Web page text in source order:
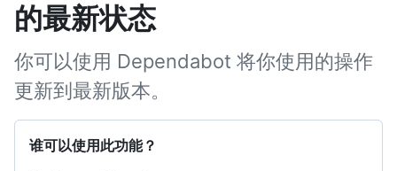
的最新状态
你可以使用 Dependabot 将你使用的操作
更新到最新版本。
谁可以使用此功能？